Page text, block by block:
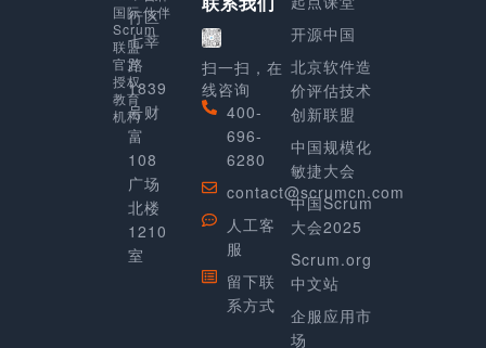
行区
七莘
路
1839
号财
富
108
广场
北楼
1210
室
国际
Scrum
联盟
官方
授权
教育
机构
伙伴
扫一扫，在
线咨询
400-
696-
6280
contact@scrumcn.com
人工客
服
留下联
系方式
开源中国
北京软件造
价评估技术
创新联盟
中国规模化
敏捷大会
中国Scrum
大会2025
Scrum.org
中文站
企服应用市
场